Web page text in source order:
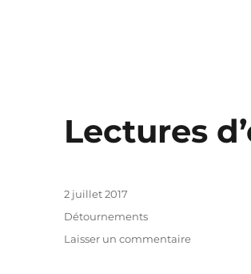
Lectures
Publié
2 juillet 2017
Catégories
Détournements
Laisser un commentairesur